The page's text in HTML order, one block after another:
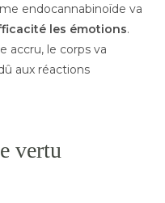
endocannabinoïde va
les émotions.
accru, le corps va
aux réactions
vertu